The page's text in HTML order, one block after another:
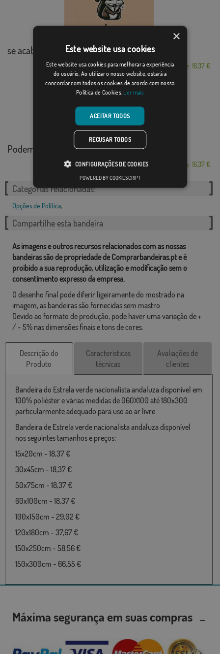
se acabo la fiesta
Desde: 18,37 €
Podemos blanca
Desde: 18,37 €
Categorias relacionadas:
Opções de Política,
Compartilhe esta bandeira
As imagens e outros recursos relacionados com as nossas
bandeiras são de propriedade de Comprarbandeiras.pt e é
proibido a sua reprodução, utilização e modificação sem o
consentimento expresso da empresa.
O desenho final pode diferir ligeiramente do mostrado na
imagem, as bandeiras são fornecidas sem mastro.
Devido ao formato de produção, pode haver uma variação de +
/ - 5% nas dimensões finais e tons de cores.
Descrição do
Produto
Características
técnicas
Avaliações de
clientes
Bandeira do Estrela verde nacionalista andaluza disponível em
100% poliéster e várias medidas de 060X100 até 180x300
particularmente adequado para uso ao ar livre.
Bandeira de Estrela verde nacionalista andaluza disponível
nos seguintes tamanhos e preços:
15x20cm - 18,37 €
30x45cm - 18,37 €
50x75cm - 18,37 €
60x100cm - 18,37 €
100x150cm - 29,02 €
120x180cm - 37,67 €
150x250cm - 58,56 €
150x300cm - 66,55 €
Máxima segurança em suas compras
×
Este website usa cookies
Este website usa cookies para melhorar a experiência
do usuário. Ao utilizar o nosso website, estará a
concordar com todos os cookies de acordo com nossa
Política de Cookies. Ler mais
ACEITAR TODOS
RECUSAR TODOS
CONFIGURAÇÕES DE COOKIES
POWERED BY COOKIESCRIPT